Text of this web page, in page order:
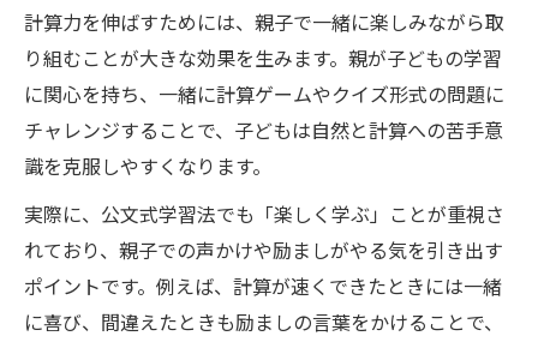
計算力を伸ばすためには、親子で一緒に楽しみながら取
り組むことが大きな効果を生みます。親が子どもの学習
に関心を持ち、一緒に計算ゲームやクイズ形式の問題に
チャレンジすることで、子どもは自然と計算への苦手意
識を克服しやすくなります。
実際に、公文式学習法でも「楽しく学ぶ」ことが重視さ
れており、親子での声かけや励ましがやる気を引き出す
ポイントです。例えば、計算が速くできたときには一緒
に喜び、間違えたときも励ましの言葉をかけることで、